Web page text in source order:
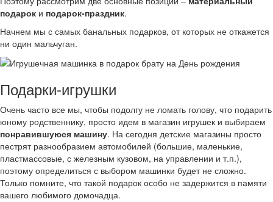
подарок и подарок-праздник.
Начнем мы с самых банальных подарков, от которых не откажется
ни один мальчуган.
Подарки-игрушки
Очень часто все мы, чтобы подолгу не ломать голову, что подарить
юному родственнику, просто идем в магазин игрушек и выбираем
понравившуюся машину. На сегодня детские магазины просто
пестрят разнообразием автомобилей (большие, маленькие,
пластмассовые, с железным кузовом, на управлении и т.п.),
поэтому определиться с выбором машинки будет не сложно.
Только помните, что такой подарок особо не задержится в памяти
вашего любимого домочадца.